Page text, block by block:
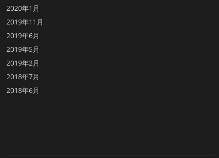
2020年1月
2019年11月
2019年6月
2019年5月
2019年2月
2018年7月
2018年6月